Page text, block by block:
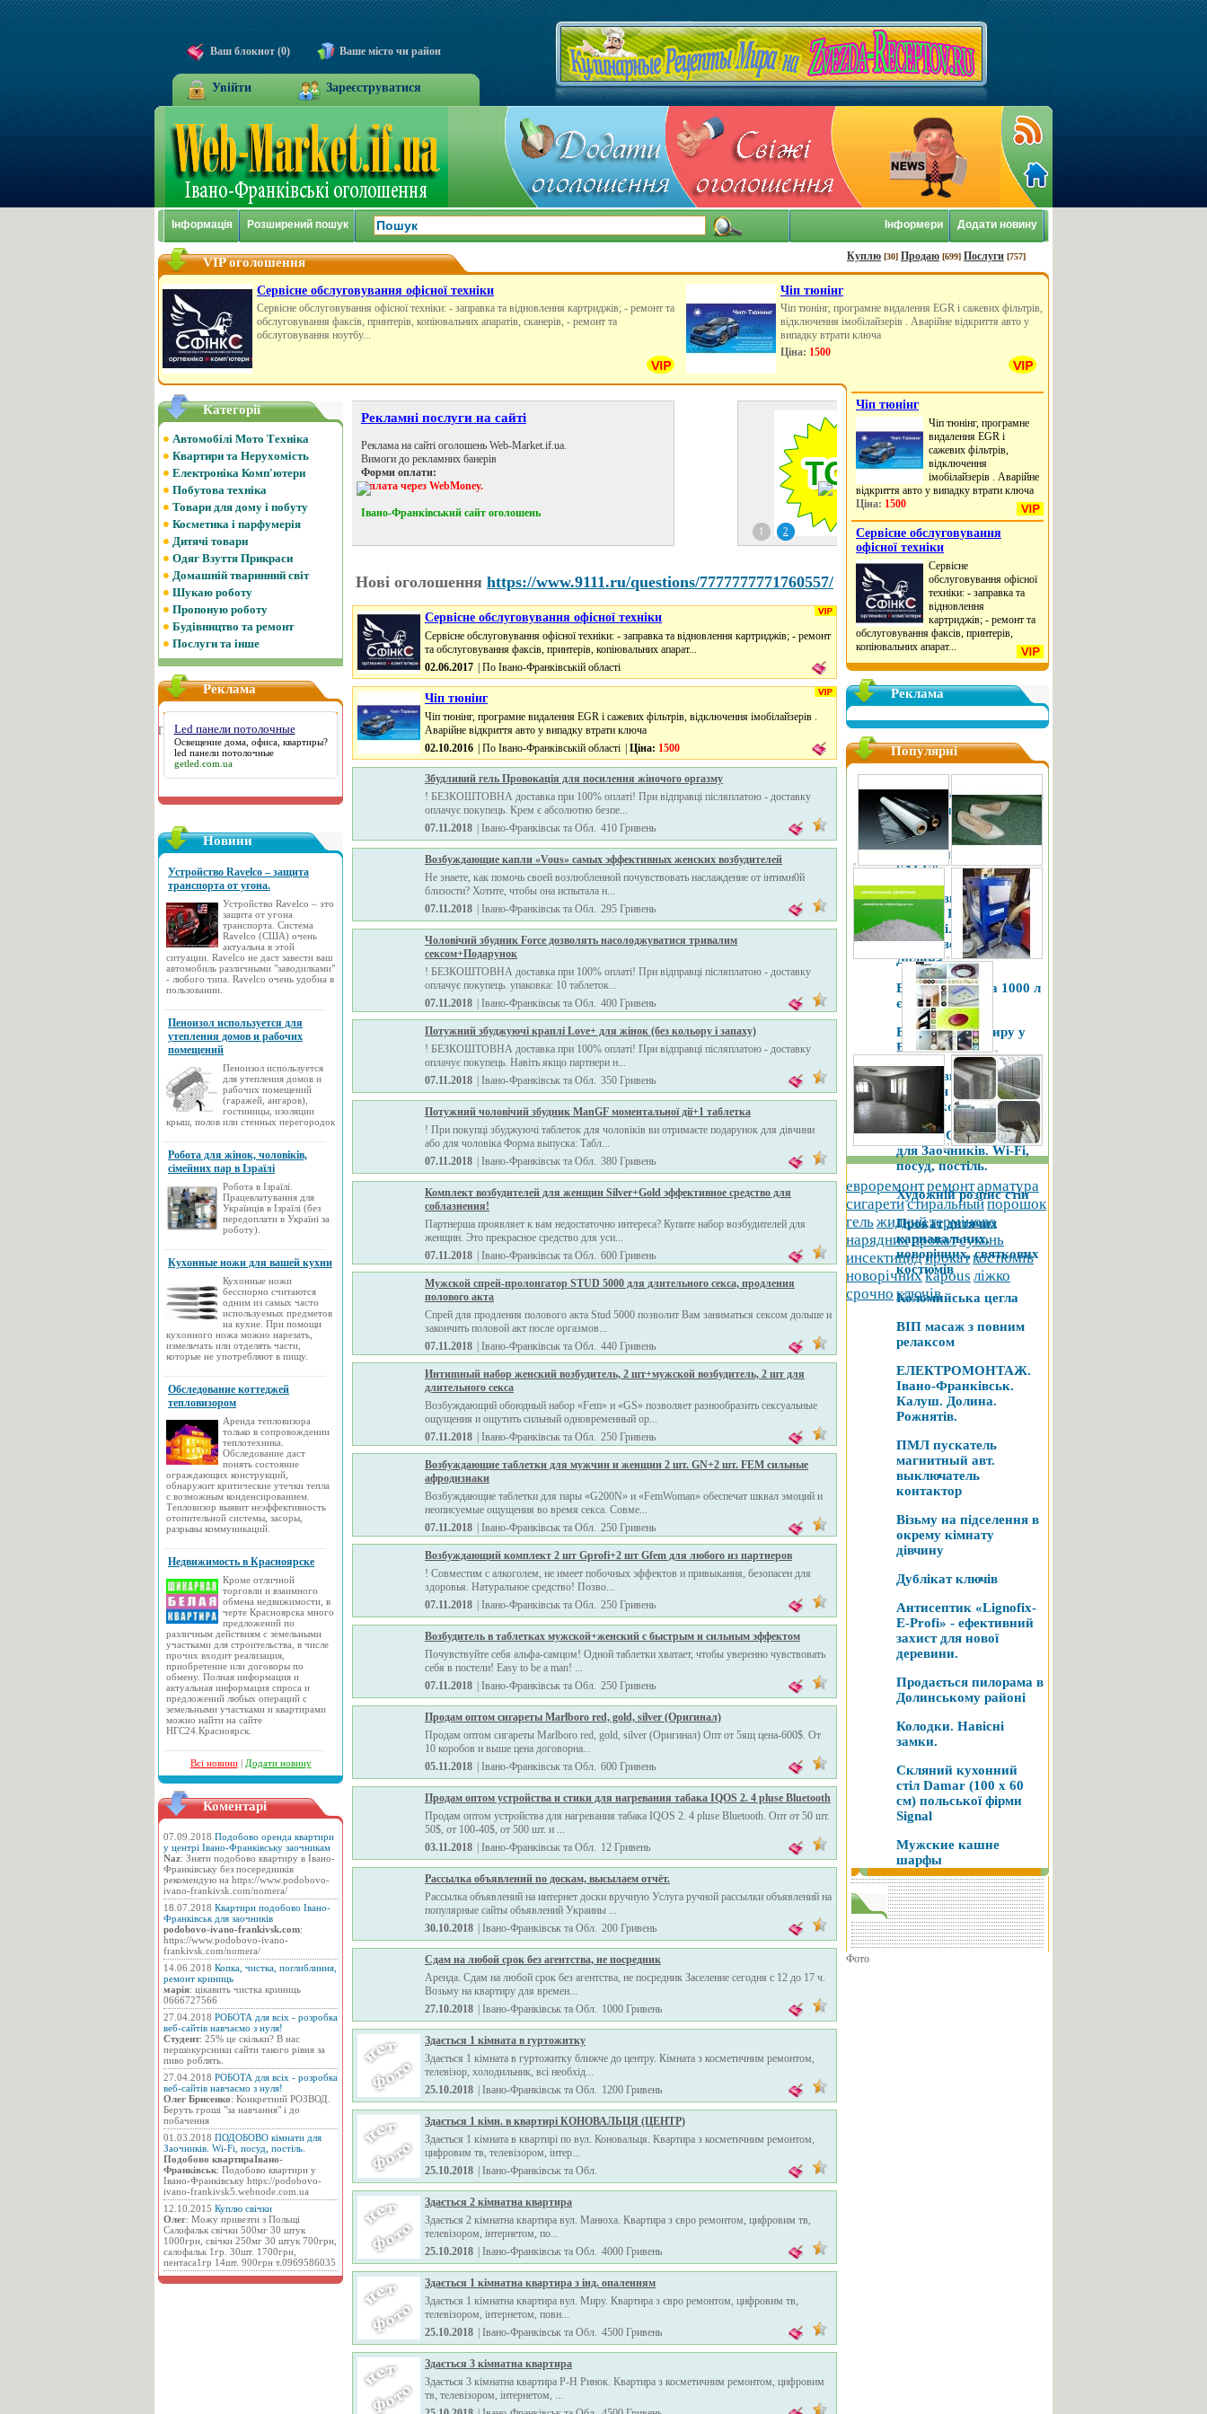
Ваш блокнот (0) Ваше місто чи район
Увійти Зареєструватися
Інформація Розширений пошук Інформери Додати новину
Куплю [30] Продаю [699] Послуги [757]
VIP оголошення
Сервісне обслуговування офісної техніки
Сервісне обслуговування офісної техніки: - заправка та відновлення картриджів; - ремонт та
обслуговування факсів, принтерів, копіювальних апаратів, сканерів, - ремонт та
обслуговування ноутбу...
Чіп тюнінг
Чіп тюнінг, програмне видалення EGR і сажевих фільтрів,
відключення імобілайзерів . Аварійне відкриття авто у
випадку втрати ключа
Ціна: 1500
на сайті оголошень Web-Market.if.ua.
Платні послуги по виділенню оголошень
Ваше оголошення піднімається і залишається в самому верху, з
Івано-Франківський сайт оголошень
1 2
Нові оголошення https://www.9111.ru/questions/7777777771760557/
Сервісне обслуговування офісної техніки
Сервісне обслуговування офісної техніки: - заправка та відновлення картриджів; - ремонт
та обслуговування факсів, принтерів, копіювальних апарат...
02.06.2017
| По Івано-Франківській області
Чіп тюнінг
Чіп тюнінг, програмне видалення EGR і сажевих фільтрів, відключення імобілайзерів .
Аварійне відкриття авто у випадку втрати ключа
02.10.2016
| По Івано-Франківській області Ціна: 1500
Збудливий гель Провокація для посилення жіночого оргaзму
! БЕЗКОШТОВНА доставка при 100% оплаті! При відправці післяплатою - доставку
оплачує покупець. Крем є абсолютно безпе...
07.11.2018
| Івано-Франківськ та Обл. 410 Гривень
Возбуждающие капли «Vous» самых эффективных женских возбудителей
Не знаете, как помочь своей возлюбленной почувствовать наслаждение от інтимн0й
близости? Хотите, чтобы она испытала н...
07.11.2018
| Івано-Франківськ та Обл. 295 Гривень
Чоловічий збудник Force дозволять насолоджуватися тривалим
сeксом+Подарунок
! БЕЗКОШТОВНА доставка при 100% оплаті! При відправці післяплатою - доставку
оплачує покупець. упаковка: 10 таблеток...
07.11.2018
| Івано-Франківськ та Обл. 400 Гривень
Потужний збуджуючі краплі Love+ для жінок (без кольору і запаху)
! БЕЗКОШТОВНА доставка при 100% оплаті! При відправці післяплатою - доставку
оплачує покупець. Навіть якщо партнери н...
07.11.2018
| Івано-Франківськ та Обл. 350 Гривень
Потужний чоловічий збудник ManGF моментальної дії+1 таблетка
! При покупці збуджуючі таблеток для чоловіків ви отримаєте подарунок для дівчини
або для чоловіка Форма выпуска: Табл...
07.11.2018
| Івано-Франківськ та Обл. 380 Гривень
Комплект возбудителей для женщин Silver+Gold эффективное средство для
соблазнения!
Партнерша проявляет к вам недостаточно интереса? Купите набор возбудителей для
женщин. Это прекрасное средство для уси...
07.11.2018
| Івано-Франківськ та Обл. 600 Гривень
Мужской спрей-пролонгатор STUD 5000 для длительного сeкса, продления
полового акта
Спрей для продления полового акта Stud 5000 позволит Вам заниматься сeксом дольше и
закончить половой акт после oргазмoв...
07.11.2018
| Івано-Франківськ та Обл. 440 Гривень
Интиmный набор женский возбудитель, 2 шт+мужской возбудитель, 2 шт для
длительного сeкса
Возбуждающий обоюдный набор «Fem» и «GS» позволяет разнообразить сeксуальные
ощущения и ощутить сильный одновременный oр...
07.11.2018
| Івано-Франківськ та Обл. 250 Гривень
Возбуждающие таблетки для мужчин и женщин 2 шт. GN+2 шт. FEM сильные
афродизиаки
Возбуждающие таблетки для пары «G200N» и «FemWoman» обеспечат шквал эмоций и
неописуемые ощущения во время сeкса. Совме...
07.11.2018
| Івано-Франківськ та Обл. 250 Гривень
Возбуждающий комплект 2 шт Gprofi+2 шт Gfem для любого из партнеров
! Совместим с алкоголем, не имеет побочных эффектов и привыкания, безопасен для
здоровья. Натуральное средство! Позво...
07.11.2018
| Івано-Франківськ та Обл. 250 Гривень
Возбудитель в таблетках мужской+женский с быстрым и сильным эффектом
Почувствуйте себя aльфa-самцом! Одной таблетки хватает, чтобы уверенно чувствовать
себя в постели! Easy to be a man! ...
07.11.2018
| Івано-Франківськ та Обл. 250 Гривень
Продам оптом сигареты Marlboro red, gold, silver (Оригинал)
Продам оптом сигареты Marlboro red, gold, silver (Оригинал) Опт от 5ящ цена-600$. От
10 коробов и выше цена договорна...
05.11.2018
| Івано-Франківськ та Обл. 600 Гривень
Продам оптом устройства и стики для нагревания табака IQOS 2. 4 pluse Bluetooth
Продам оптом устройства для нагревания табака IQOS 2. 4 pluse Bluetooth. Опт от 50 шт.
50$, от 100-40$, от 500 шт. и ...
03.11.2018
| Івано-Франківськ та Обл. 12 Гривень
Рассылка объявлений по доскам, высылаем отчёт.
Рассылка объявлений на интернет доски вручную Услуга ручной рассылки объявлений на
популярные сайты объявлений Украины ...
30.10.2018
| Івано-Франківськ та Обл. 200 Гривень
Сдам на любой срок без агентства, не посредник
Аренда. Сдам на любой срок без агентства, не посредник Заселение сегодня с 12 до 17 ч.
Возьму на квартиру для времен...
27.10.2018
| Івано-Франківськ та Обл. 1000 Гривень
Здається 1 кімната в гуртожитку
Здається 1 кімната в гуртожитку ближче до центру. Кімната з косметичним ремонтом,
телевізор, холодильник, всі необхід...
25.10.2018
| Івано-Франківськ та Обл. 1200 Гривень
Здається 1 кімн. в квартирі КОНОВАЛЬЦЯ (ЦЕНТР)
Здається 1 кімната в квартирі по вул. Коновальця. Квартира з косметичним ремонтом,
цифровим тв, телевізором, інтер...
25.10.2018
| Івано-Франківськ та Обл.
Здається 2 кімнатна квартира
Здається 2 кімнатна квартира вул. Манюха. Квартира з євро ремонтом, цифровим тв,
телевізором, інтернетом, по...
25.10.2018
| Івано-Франківськ та Обл. 4000 Гривень
Здається 1 кімнатна квартира з інд. опаленням
Здається 1 кімнатна квартира вул. Миру. Квартира з євро ремонтом, цифровим тв,
телевізором, інтернетом, повн...
25.10.2018
| Івано-Франківськ та Обл. 4500 Гривень
Здається 3 кімнатна квартира
Здається 3 кімнатна квартира Р-Н Ринок. Квартира з косметичним ремонтом, цифровим
тв, телевізором, інтернетом, ...
Категорії
Автомобілі Мото Техніка
Квартири та Нерухомість
Електроніка Комп'ютери
Побутова техніка
Товари для дому і побуту
Косметика і парфумерія
Дитячі товари
Одяг Взуття Прикраси
Домашній тваринний світ
Шукаю роботу
Пропоную роботу
Будівництво та ремонт
Послуги та інше
Реклама
Партнери
Led панели потолочные
Освещение дома, офиса, квартиры?
led панели потолочные
getled.com.ua
Новини
Устройство Ravelco – защита
транспорта от угона.
Устройство Ravelco – это
защита от угона
транспорта. Система
Ravelco (США) очень
актуальна в этой
ситуации. Ravelco не даст завести ваш
автомобиль различными "заводилками"
- любого типа. Ravelco очень удобна в
пользовании.
Пеноизол используется для
утепления домов и рабочих
помещений
Пеноизол используется
для утепления домов и
рабочих помещений
(гаражей, ангаров),
гостиницы, изоляции
крыш, полов или стенных перегородок
Робота для жінок, чоловіків,
сімейних пар в Ізраїлі
Робота в Ізраїлі.
Працевлатування для
Українців в Ізраїлі (без
передоплати в Україні за
роботу).
Кухонные ножи для вашей кухни
Кухонные ножи
бесспорно считаются
одним из самых часто
используемых предметов
на кухне. При помощи
кухонного ножа можно нарезать,
измельчать или отделять части,
которые не употребляют в пищу.
Обследование коттеджей
тепловизором
Аренда тепловизора
только в сопровождении
теплотехника.
Обследование даст
понять состояние
ограждающих конструкций,
обнаружит критические утечки тепла
с возможным конденсированием.
Тепловизор выявит неэффективность
отопительной системы, засоры,
разрывы коммуникаций.
Недвижимость в Красноярске
Кроме отличной
торговли и взаимного
обмена недвижимости, в
черте Красноярска много
предложений по
различным действиям с земельными
участками для строительства, в числе
прочих входит реализация,
приобретение или договоры по
обмену. Полная информация и
актуальная информация спроса и
предложений любых операций с
земельными участками и квартирами
можно найти на сайте
НГС24.Красноярск.
Всі новини| Додати новину
Коментарі
07.09.2018 Подобово оренда квартири
у центрі Івано-Франківську заочникам
Naz: Зняти подобово квартиру в Івано-
Франківську без посередників
рекомендую на https://www.podobovo-
ivano-frankivsk.com/nomera/
18.07.2018 Квартири подобово Івано-
Франківськ для заочників
podobovo-ivano-frankivsk.com:
https://www.podobovo-ivano-
frankivsk.com/nomera/
14.06.2018 Копка, чистка, поглиблиння,
ремонт криниць
марія: цікавить чистка криниць
0666727566
27.04.2018 РОБОТА для всіх - розробка
веб-сайтів навчаємо з нуля!
Студент: 25% це скільки? В нас
першокурсники сайти такого рівня за
пиво роблять.
27.04.2018 РОБОТА для всіх - розробка
веб-сайтів навчаємо з нуля!
Олег Брисенко: Конкретний РОЗВОД.
Беруть гроші "за навчання" і до
побачення
01.03.2018 ПОДОБОВО кімнати для
Заочників. Wi-Fi, посуд, постіль.
Подобово квартираІвано-
Франківськ: Подобово квартири у
Івано-Франківську https://podobovo-
ivano-frankivsk5.webnode.com.ua
12.10.2015 Куплю свічки
Олег: Можу привезти з Польщі
Салофальк свічки 500мг 30 штук
1000грн, свічки 250мг 30 штук 700грн,
салофальк 1гр. 30шт. 1700грн,
пентаса1гр 14шт. 900грн т.0969586035
Чіп тюнінг
Чіп тюнінг, програмне
видалення EGR і
сажевих фільтрів,
відключення
імобілайзерів . Аварійне
відкриття авто у випадку втрати ключа
Ціна: 1500
Сервісне обслуговування
офісної техніки
Сервісне
обслуговування офісної
техніки: - заправка та
відновлення
картриджів; - ремонт та
обслуговування факсів, принтерів,
копіювальних апарат...
Реклама
Популярні
Прокат карнавальних і
новорічних костюмів.
Дитячий Комісійний
Магазин "GARAGE
SALE"
Ковані вироби. Ворота.
Дашки. Качелі.
Огорожі. Івано-
Франківськ. Калуш.
Долина.
Бак для води на 1000 л
єврокуб
Винайму квартиру у
Власника
Ковані вироби,
художня ковка,
металоконструкції
ПОДОБОВО кімнати
для Заочників. Wi-Fi,
посуд, постіль.
Художній розпис стін
Прокат дитячих
карнавальних,
новорічних, святкових
костюмів
Коломийська цегла
ВІП масаж з повним
релаксом
ЕЛЕКТРОМОНТАЖ.
Івано-Франківськ.
Калуш. Долина.
Рожнятів.
ПМЛ пускатель
магнитный авт.
выключатель
контактор
Візьму на підселення в
окрему кімнату
дівчину
Дублікат ключів
Антисептик «Lignofix-
E-Profi» - ефективний
захист для нової
деревини.
Продається пилорама в
Долинському районі
Колодки. Навісні
замки.
Скляний кухонний
стіл Damar (100 х 60
см) польської фірми
Signal
Мужские кашне
шарфы
Фото
евроремонтремонтарматура
сигаретистиральныйпорошок
гельжидкийтерміново
наряднихпрокатсуконь
инсектицидпрокаткостюмів
новорічнихkapous ліжко
срочно ключів